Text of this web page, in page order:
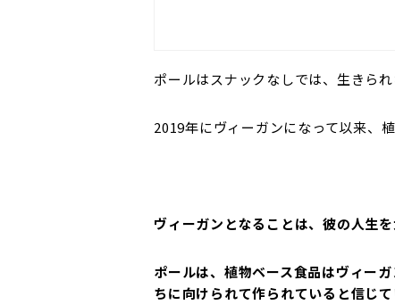
ポールはスナックなしでは、生きら
2019年にヴィーガンになって以来、
ヴィーガンとなることは、彼の人生
ポールは、植物ベース食品はヴィー
ちに向けられて作られていると信じて